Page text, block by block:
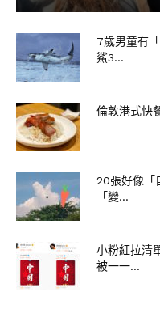
7歲男童有
鯊3...
倫敦港式快
20張好像「
「變...
小粉紅拉清
被一一...